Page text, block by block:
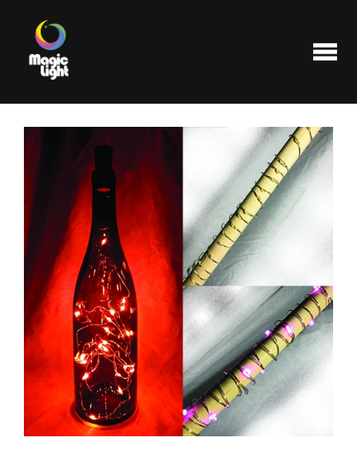
Produits
Les plus populaires
Liquidations
FAQ
Nous joindre
Me connecter